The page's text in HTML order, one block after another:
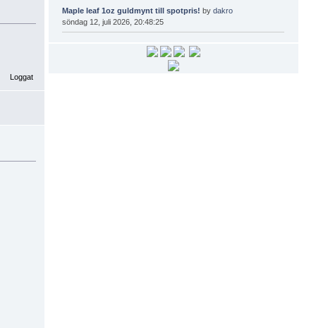
Loggat
Maple leaf 1oz guldmynt till spotpris! bydakro
söndag 12, juli 2026, 20:48:25